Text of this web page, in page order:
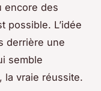
encore des
possible. L’idée
derrière une
semble
la vraie réussite.